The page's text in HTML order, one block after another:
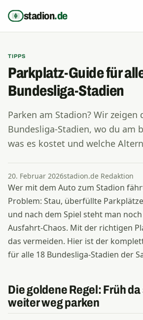
stadion.de
TIPPS
Parkplatz-Guide für
Bundesliga-Stadien
Parken am Stadion? Wir zeigen
Bundesliga-Stadien, wo du am
was es kostet und welche
20. Februar 2026stadion.de Redaktion
Wer mit dem Auto zum Stadion
Problem: Stau, überfüllte
und nach dem Spiel steht man
Ausfahrt-Chaos. Mit der richtigen
das vermeiden. Hier ist der
für alle 18 Bundesliga-Stadien der
Die goldene Regel: Früh
weiter weg parken